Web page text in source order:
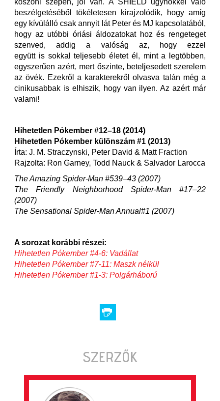
köszöni szépen, jól van. A SHIELD ügynökkel való
beszélgetéséből tökéletesen kirajzolódik, hogy amíg
egy kívülálló csak annyit lát Peter és MJ kapcsolatából,
hogy az utóbbi óriási áldozatokat hoz és rengeteget
szenved, addig a valóság az, hogy ezzel
együtt is sokkal teljesebb életet él, mint a legtöbben,
egyszerűen azért, mert őszinte, beteljesedett szerelem
az övék. Ezekről a karakterekről olvasva talán még a
cinikusabbak is elhiszik, hogy van ilyen. Az azért már
valami!
Hihetetlen Pókember #12–18 (2014)
Hihetetlen Pókember különszám #1 (2013)
Írta: J. M. Straczynski, Peter David & Matt Fraction
Rajzolta: Ron Garney, Todd Nauck & Salvador Larocca
The Amazing Spider-Man #539–43 (2007)
The Friendly Neighborhood Spider-Man #17–22
(2007)
The Sensational Spider-Man Annual#1 (2007)
A sorozat korábbi részei:
Hihetetlen Pókember #4-6: Vadállat
Hihetetlen Pókember #7-11: Maszk nélkül
Hihetetlen Pókember #1-3: Polgárháború
SZERZŐK